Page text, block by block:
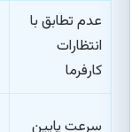
عدم تطابق با
انتظارات
کارفرما
سرعت پایین